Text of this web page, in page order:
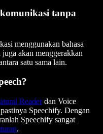
tanpa
menggunakan bahasa
akan menggerakkan
satu sama lain.
Readerdan Voice
pastinya Speechify. Dengan
Speechify sangat
.